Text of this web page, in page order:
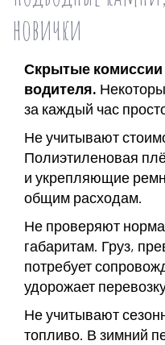
новички
Скрытые комиссии
водителя.
за каждый час
Не учитывают
Полиэтиленовая
и укрепляющие
общим расходам.
Не проверяют
габаритам. Груз,
потребует
удорожает
Не учитывают
топливо. В зимний